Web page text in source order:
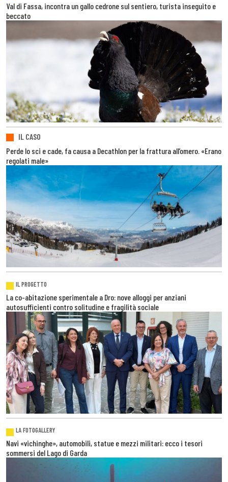
Val di Fassa, incontra un gallo cedrone sul sentiero, turista inseguito e
beccato
IL CASO
Perde lo sci e cade, fa causa a Decathlon per la frattura all’omero. «Erano
regolati male»
IL PROGETTO
La co-abitazione sperimentale a Dro: nove alloggi per anziani
autosufficienti contro solitudine e fragilità sociale
LA FOTOGALLERY
Navi «vichinghe», automobili, statue e mezzi militari: ecco i tesori
sommersi del Lago di Garda